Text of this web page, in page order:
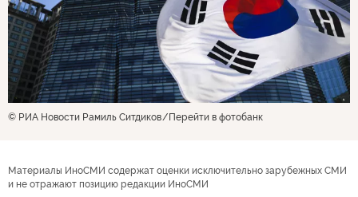
© РИА Новости Рамиль Ситдиков Перейти в фотобанк
Материалы ИноСМИ содержат оценки исключительно зарубежных СМИ
и не отражают позицию редакции ИноСМИ